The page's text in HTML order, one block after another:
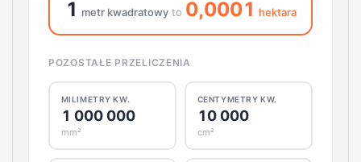
1 metr kwadratowy to 0,0001 hektara
POZOSTAŁE PRZELICZENIA
MILIMETRY KW.
1 000 000
mm²
CENTYMETRY KW.
10 000
cm²